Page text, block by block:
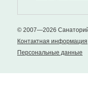
© 2007—2026
Контактная информация
Персональные данные